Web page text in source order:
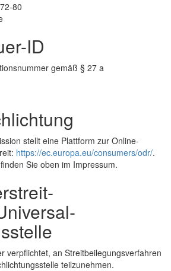
80
ID
gemäß § 27 a
stellt eine Plattform zur Online-
https://ec.europa.eu/consumers/odr/.
Sie oben im Impressum.
verpflichtet, an Streitbeilegungsverfahren
teilzunehmen.